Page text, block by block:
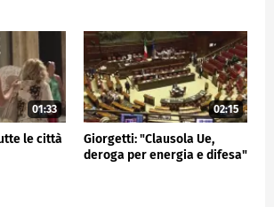
01:33
le città
02:15
Giorgetti: "Clausola Ue,
deroga per energia e difesa"